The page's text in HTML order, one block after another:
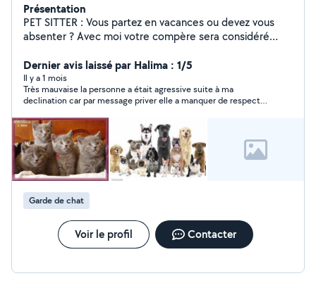
Présentation
PET SITTER : Vous partez en vacances ou devez vous
absenter ? Avec moi votre compère sera considéré
régulièrement depuis de longues années Je propose
divers services : - Garde, visites et promenades à votre
domicile - Garde à mon domicile Je n'accepte plus de
gros chiens ou des animaux sales, destructeurs ou qui
hurlent toute la journée PAS SERIEUX S ABSTENIR
Dernier avis laissé par Halima : 1/5
Il y a 1 mois
Très mauvaise la personne a était agressive suite à ma
declination car par message priver elle a manquer de respect
de la chance de déclinée pour protéger mon chat gestante elle
voulais également prendre le chatons des leur 3 mois révolu
Garde de chat
Voir le profil Contacter